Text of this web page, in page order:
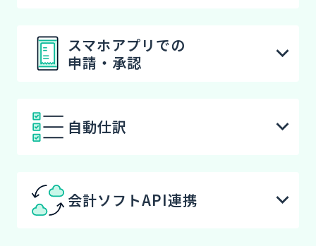
スマホアプリでの
申請・承認
自動仕訳
会計ソフトAPI連携